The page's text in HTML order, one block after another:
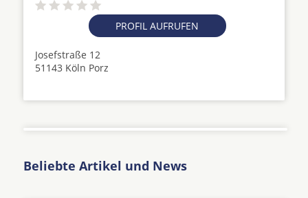
PROFIL AUFRUFEN
Josefstraße 12
51143 Köln Porz
Beliebte Artikel und News